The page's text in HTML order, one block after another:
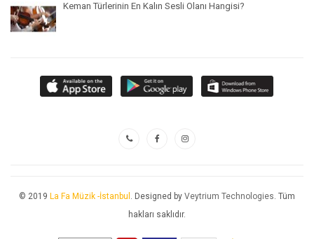
Keman Türlerinin En Kalın Sesli Olanı Hangisi?
© 2019 La Fa Müzik -İstanbul . Designed by Veytrium Technologies. Tüm
hakları saklıdır.